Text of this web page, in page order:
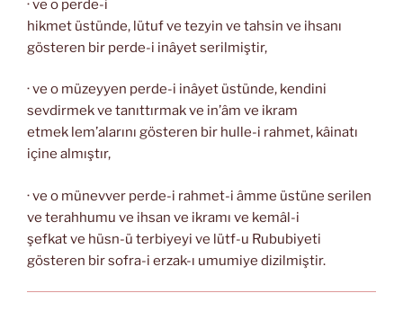
· ve o perde-i
hikmet üstünde, lütuf ve tezyin ve tahsin ve ihsanı
gösteren bir perde-i inâyet serilmiştir,
· ve o müzeyyen perde-i inâyet üstünde, kendini
sevdirmek ve tanıttırmak ve in’âm ve ikram
etmek lem’alarını gösteren bir hulle-i rahmet, kâinatı
içine almıştır,
· ve o münevver perde-i rahmet-i âmme üstüne serilen
ve terahhumu ve ihsan ve ikramı ve kemâl-i
şefkat ve hüsn-ü terbiyeyi ve lütf-u Rububiyeti
gösteren bir sofra-i erzak-ı umumiye dizilmiştir.